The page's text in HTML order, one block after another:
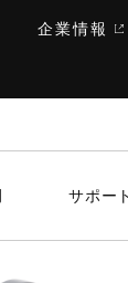
企業情報
サポート